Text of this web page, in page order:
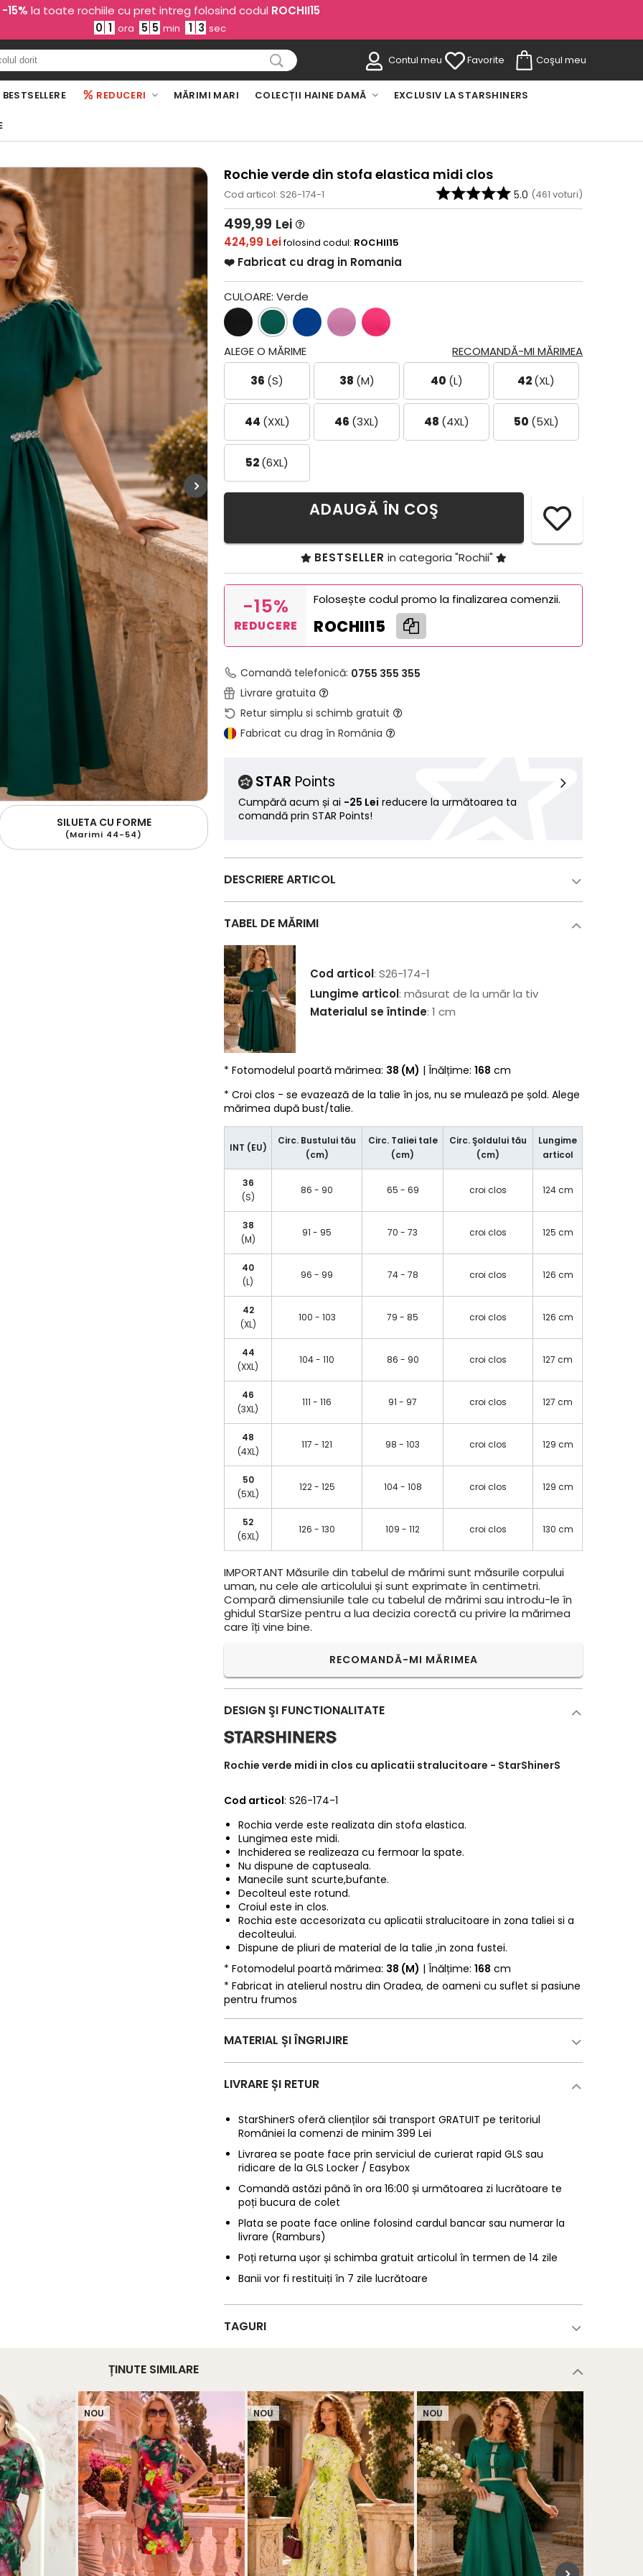
-15% la toate rochiile cu pret intreg folosind codul ROCHII15
0 1 ora 5 5 min 1 1 sec
Contul meu Favorite Coşul meu
BESTSELLERE REDUCERI MĂRIMI MARI COLECȚII HAINE DAMĂ EXCLUSIV LA STARSHINERS
SILUETA CU FORME
(Marimi 44-54)
Rochie verde din stofa elastica midi clos
Cod articol: S26-174-1 5.0 (461 voturi)
499,99 Lei
424,99 Leifolosind codul: ROCHII15
❤️ Fabricat cu drag in Romania
CULOARE:Verde
RECOMANDĂ-MI MĂRIMEA
ALEGE O MĂRIME
36 (S) 38 (M) 40 (L) 42(XL)
44 (XXL) 46 (3XL) 48 (4XL) 50 (5XL)
52(6XL)
ADAUGĂ ÎN COŞ
BESTSELLER in categoria "Rochii"
-15%
REDUCERE
Folosește codul promo la finalizarea comenzii.
ROCHII15
Comandă telefonică: 0755 355 355
Livrare gratuita
Retur simplu si schimb gratuit
Fabricat cu drag în România
STAR Points
Cumpără acum și ai -25 Lei reducere la următoarea ta
comandă prin STAR Points!
DESCRIERE ARTICOL
TABEL DE MĂRIMI
Cod articol: S26-174-1
Lungime articol: măsurat de la umăr la tiv
Materialul se întinde: 1 cm
* Fotomodelul poartă mărimea: 38 (M) | Înălțime:168 cm
* Croi clos - se evazează de la talie în jos, nu se mulează pe șold. Alege
mărimea după bust/talie.
INT (EU)
Circ. Bustului tău
(cm)
Circ. Taliei tale
(cm)
Circ. Şoldului tău
(cm)
Lungime
articol
36
(S)
86 - 90 65 - 69 croi clos 124 cm
38
(M)
91 - 95 70 - 73 croi clos 125 cm
40
(L)
96 - 99 74 - 78 croi clos 126 cm
42
(XL)
100 - 103 79 - 85 croi clos 126 cm
44
(XXL)
104 - 110 86 - 90 croi clos 127 cm
46
(3XL)
111 - 116 91 - 97 croi clos 127 cm
48
(4XL)
117 - 121 98 - 103 croi clos 129 cm
50
(5XL)
122 - 125 104 - 108 croi clos 129 cm
52
(6XL)
126 - 130 109 - 112 croi clos 130 cm
IMPORTANT Măsurile din tabelul de mărimi sunt măsurile corpului
uman, nu cele ale articolului și sunt exprimate în centimetri.
Compară dimensiunile tale cu tabelul de mărimi sau introdu-le în
ghidul StarSize pentru a lua decizia corectă cu privire la mărimea
care îți vine bine.
RECOMANDĂ-MI MĂRIMEA
DESIGN ŞI FUNCTIONALITATE
Rochie verde midi in clos cu aplicatii stralucitoare - StarShinerS
Cod articol: S26-174-1
Rochia verde este realizata din stofa elastica.
Lungimea este midi.
Inchiderea se realizeaza cu fermoar la spate.
Nu dispune de captuseala.
Manecile sunt scurte,bufante.
Decolteul este rotund.
Croiul este in clos.
Rochia este accesorizata cu aplicatii stralucitoare in zona taliei si a
decolteului.
Dispune de pliuri de material de la talie ,in zona fustei.
* Fotomodelul poartă mărimea: 38 (M) | Înălțime:168 cm
* Fabricat in atelierul nostru din Oradea, de oameni cu suflet si pasiune
pentru frumos
MATERIAL ȘI ÎNGRIJIRE
LIVRARE ȘI RETUR
StarShinerS oferă clienților săi transport GRATUIT pe teritoriul
României la comenzi de minim 399 Lei
Livrarea se poate face prin serviciul de curierat rapid GLS sau
ridicare de la GLS Locker / Easybox
Comandă astăzi până în ora 16:00 și următoarea zi lucrătoare te
poți bucura de colet
Plata se poate face online folosind cardul bancar sau numerar la
livrare (Ramburs)
Poți returna ușor și schimba gratuit articolul în termen de 14 zile
Banii vor fi restituiți în 7 zile lucrătoare
TAGURI
ȚINUTE SIMILARE
NOU NOU NOU